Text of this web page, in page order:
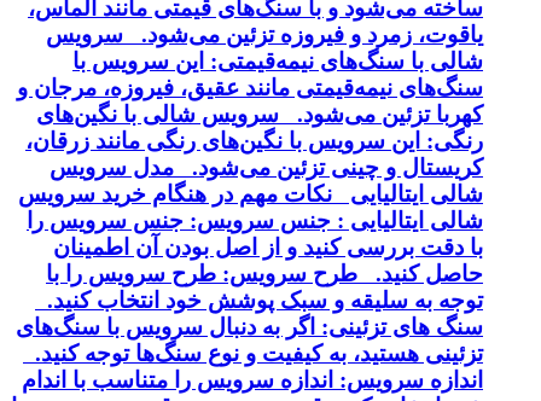
ساخته می‌شود و با سنگ‌های قیمتی مانند الماس،
یاقوت، زمرد و فیروزه تزئین می‌شود. سرویس
شالی با سنگ‌های نیمه‌قیمتی: این سرویس با
سنگ‌های نیمه‌قیمتی مانند عقیق، فیروزه، مرجان و
کهربا تزئین می‌شود. سرویس شالی با نگین‌های
رنگی: این سرویس با نگین‌های رنگی مانند زرقان،
کریستال و چینی تزئین می‌شود. مدل سرویس
شالی ایتالیایی نکات مهم در هنگام خرید سرویس
شالی ایتالیایی : جنس سرویس: جنس سرویس را
با دقت بررسی کنید و از اصل بودن آن اطمینان
حاصل کنید. طرح سرویس: طرح سرویس را با
توجه به سلیقه و سبک پوشش خود انتخاب کنید.
سنگ های تزئینی: اگر به دنبال سرویس با سنگ‌های
تزئینی هستید، به کیفیت و نوع سنگ‌ها توجه کنید.
اندازه سرویس: اندازه سرویس را متناسب با اندام